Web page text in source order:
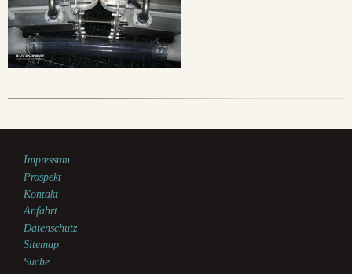
Impressum
Prospekt
Kontakt
Anfahrt
Datenschutz
Sitemap
Suche